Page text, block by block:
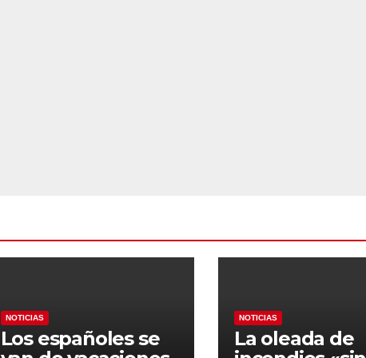
NOTICIAS
Los españoles se
NOTICIAS
La oleada de